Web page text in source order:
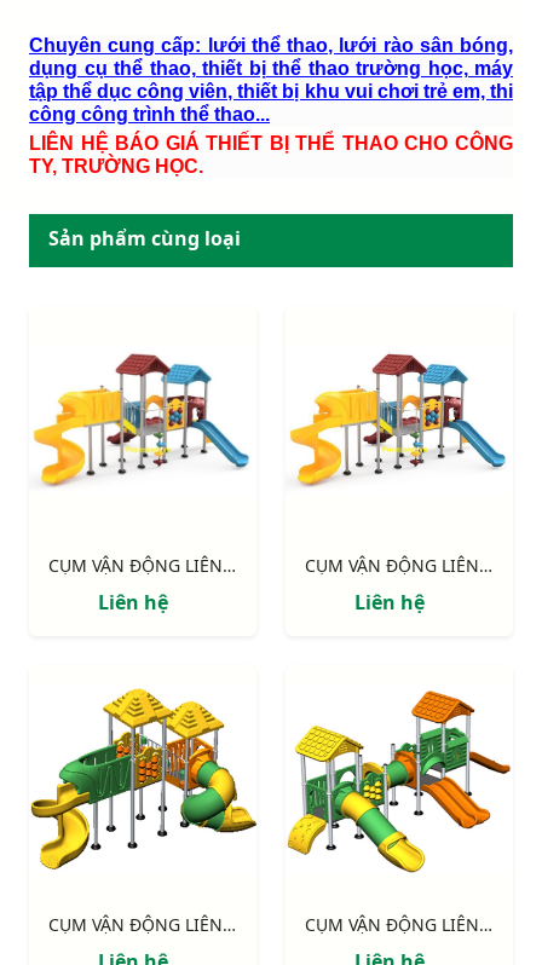
Chuyên cung cấp: lưới thể thao, lưới rào sân bóng,
dụng cụ thể thao, thiết bị thể thao trường học, máy
tập thể dục công viên, thiết bị khu vui chơi trẻ em, thi
công công trình thể thao...
LIÊN HỆ BÁO GIÁ THIẾT BỊ THỂ THAO CHO CÔNG
TY, TRƯỜNG HỌC.
Sản phẩm cùng loại
CỤM VẬN ĐỘNG LIÊN HOÀN LLDPE NIK155110HH
Liên hệ
CỤM VẬN ĐỘNG LIÊN HOÀN LLDPE NIK155110HH
Liên hệ
CỤM VẬN ĐỘNG LIÊN HOÀN LLDPE NIK143090MM CỤM VẬN ĐỘNG LIÊN HOÀN LLDPE NIK155120NN